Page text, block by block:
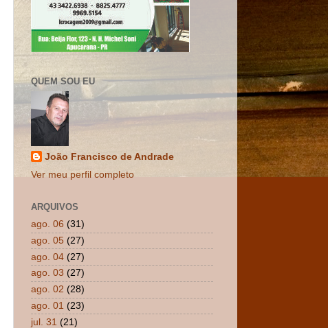
QUEM SOU EU
João Francisco de Andrade
Ver meu perfil completo
ARQUIVOS
ago. 06 (31)
ago. 05 (27)
ago. 04 (27)
ago. 03 (27)
ago. 02 (28)
ago. 01 (23)
jul. 31 (21)